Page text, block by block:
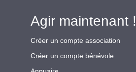
Agir maintenant !
Créer un compte association
Créer un compte bénévole